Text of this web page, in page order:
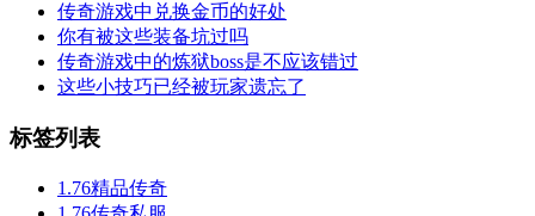
传奇游戏中兑换金币的好处
你有被这些装备坑过吗
传奇游戏中的炼狱boss是不应该错过
这些小技巧已经被玩家遗忘了
标签列表
1.76精品传奇